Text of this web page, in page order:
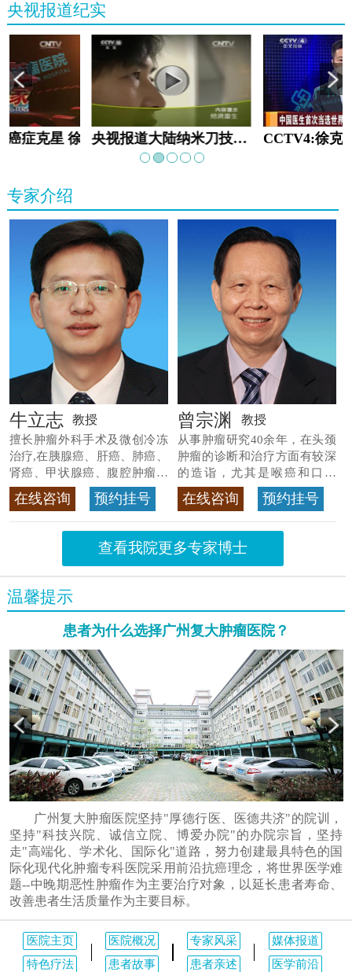
央视报道纪实
癌症克星 徐克成 央视报道大陆纳米刀技术手术：绝境重生
专家介绍
牛立志 教授
擅长肿瘤外科手术及微创冷冻
治疗,在胰腺癌、肝癌、肺癌、
肾癌、甲状腺癌、腹腔肿瘤等
>>查看专家详情
在线咨询 预约挂号
曾宗渊 教授
从事肿瘤研究40余年，在头颈
肿瘤的诊断和治疗方面有较深
的造诣，尤其是喉癌和口腔
癌，迄今仍是广东喉癌单病种
首席专家>>查看专家详情
在线咨询 预约挂号
查看我院更多专家博士
温馨提示
患者为什么选择广州复大肿瘤医院？
广州复大肿瘤医院坚持"厚德行医、医德共济"的院训，
坚持"科技兴院、诚信立院、博爱办院"的办院宗旨，坚持
走"高端化、学术化、国际化"道路，努力创建最具特色的国
际化现代化肿瘤专科医院采用前沿抗癌理念，将世界医学难
题--中晚期恶性肿瘤作为主要治疗对象，以延长患者寿命、
改善患者生活质量作为主要目标。
医院主页 医院概况 专家风采
媒体报道
特色疗法
患者故事 患者亲述 医学前沿